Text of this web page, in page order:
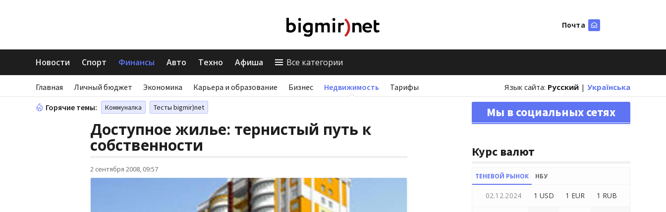
Почта
Новости Спорт Финансы Авто Техно Афиша Все категории
Главная Личный бюджет Экономика Карьера и образование Бизнес Недвижимость Тарифы Язык сайта: Русский | Українська
Горячие темы: Коммуналка Тесты bigmir)net
Доступное жилье: тернистый путь к
собственности
2 сентября 2008, 09:57
Мы в социальных сетях
Курс валют
ТЕНЕВОЙ РЫНОК НБУ
02.12.2024 1 USD 1 EUR 1 RUB